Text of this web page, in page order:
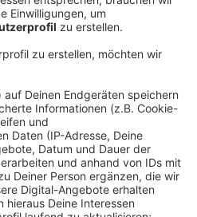
der SPD.
26.08.2021 10:42
hätten sich bis hin zur
oberste Ziel müsse sein,
mit ihren Problemlagen
Stellen fehlt dafür aber
sagt das Jugendamt. Jede